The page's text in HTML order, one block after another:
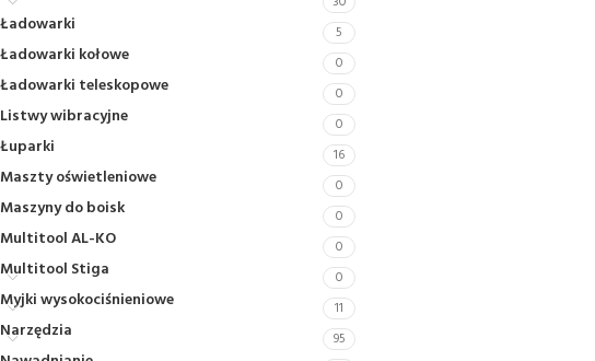
Ładowarki 5
Ładowarki kołowe 0
Ładowarki teleskopowe 0
Listwy wibracyjne 0
Łuparki 16
Maszty oświetleniowe 0
Maszyny do boisk 0
Multitool AL-KO 0
Multitool Stiga 0
Myjki wysokociśnieniowe 11
Narzędzia 95